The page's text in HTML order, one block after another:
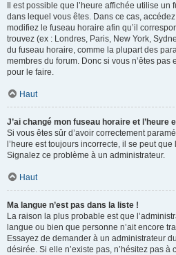
Il est possible que l’heure affichée utilise
dans lequel vous êtes. Dans ce cas,
modifiez le fuseau horaire afin qu’il
trouvez (ex : Londres, Paris, New York,
du fuseau horaire, comme la plupart des
membres du forum. Donc si vous n’êtes pas
pour le faire.
Haut
J’ai changé mon fuseau horaire et l’heure
Si vous êtes sûr d’avoir correctement
l’heure est toujours incorrecte, il se peut
Signalez ce problème à un administrateur.
Haut
Ma langue n’est pas dans la liste !
La raison la plus probable est que
langue ou bien que personne n’ait encore
Essayez de demander à un administrateur
désirée. Si elle n’existe pas, n’hésitez pas